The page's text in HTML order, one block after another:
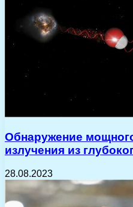
Обнаружение
излучения из
28.08.2023